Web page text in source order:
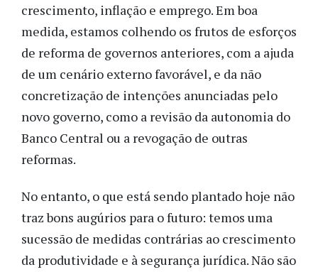
crescimento, inflação e emprego. Em boa
medida, estamos colhendo os frutos de esforços
de reforma de governos anteriores, com a ajuda
de um cenário externo favorável, e da não
concretização de intenções anunciadas pelo
novo governo, como a revisão da autonomia do
Banco Central ou a revogação de outras
reformas.
No entanto, o que está sendo plantado hoje não
traz bons augúrios para o futuro: temos uma
sucessão de medidas contrárias ao crescimento
da produtividade e à segurança jurídica. Não são